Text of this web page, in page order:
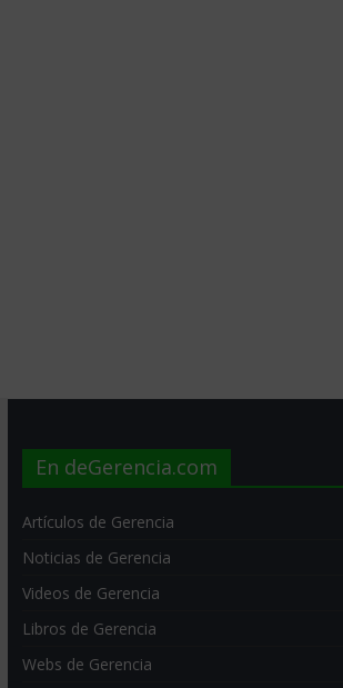
En deGerencia.com
Artículos de Gerencia
Noticias de Gerencia
Videos de Gerencia
Libros de Gerencia
Webs de Gerencia